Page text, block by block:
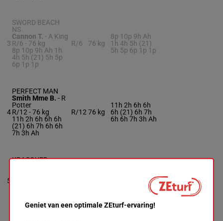
3
SWORD BEACH
NS
Cannon T. - A King
R/6 - 76 kg
8p 10p 9h Ah 1h
4h 5h (21) 5h 5p
6p 1p 1p
R/6 76 kg
8p 10p 9h Ah
1h 4h 5h (21)
5h 5p 6p 1p 1p
4
PERFECT MAN
Smith Mme B. - R
Potter
R/12 -76 kg
11h 2h 6h 6h 6h
(21) 6h 7h 6h 6h
7h 3h Ah
R/12 76 kg
11h 2h 6h 6h
6h (21) 6h 7h
6h 6h 7h 3h Ah
5
KRACQUER
(18) 9p
11h 3h 3h (20)
Geniet van een optimale ZEturf-ervaring!